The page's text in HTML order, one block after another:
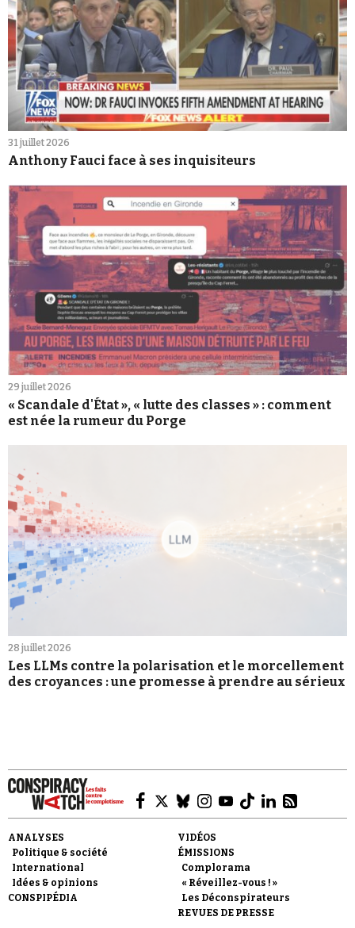
31 juillet 2026
Anthony Fauci face à ses inquisiteurs
29 juillet 2026
« Scandale d'État », « lutte des classes » : comment
est née la rumeur du Porge
28 juillet 2026
Les LLMs contre la polarisation et le morcellement
des croyances : une promesse à prendre au sérieux
ANALYSES
Politique & société
International
Idées & opinions
CONSPIPÉDIA
VIDÉOS
ÉMISSIONS
Complorama
« Réveillez-vous ! »
Les Déconspirateurs
REVUES DE PRESSE